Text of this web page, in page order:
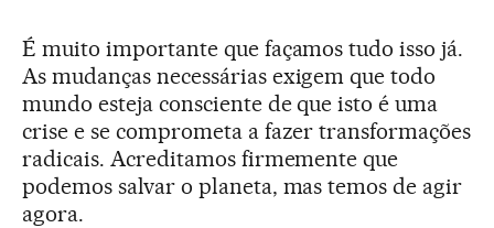
É muito importante que façamos tudo isso já.
As mudanças necessárias exigem que todo
mundo esteja consciente de que isto é uma
crise e se comprometa a fazer transformações
radicais. Acreditamos firmemente que
podemos salvar o planeta, mas temos de agir
agora.